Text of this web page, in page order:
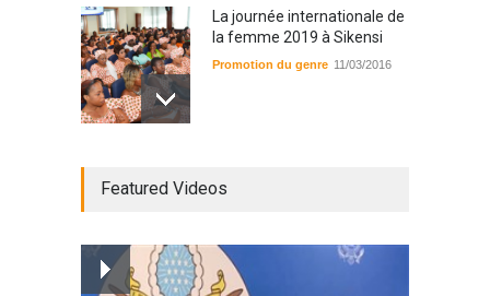
La journée internationale de
la femme 2019 à Sikensi
Promotion du genre 11/03/2016
Radio partenaire
Magazine : le service de
prise en charge des
personnes vivantes avec le
Featured Videos